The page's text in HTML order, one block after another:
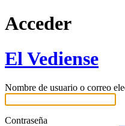
Acceder
El Vediense
Nombre de usuario o correo
Contraseña